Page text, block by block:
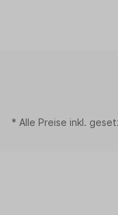
* Alle Preise inkl.